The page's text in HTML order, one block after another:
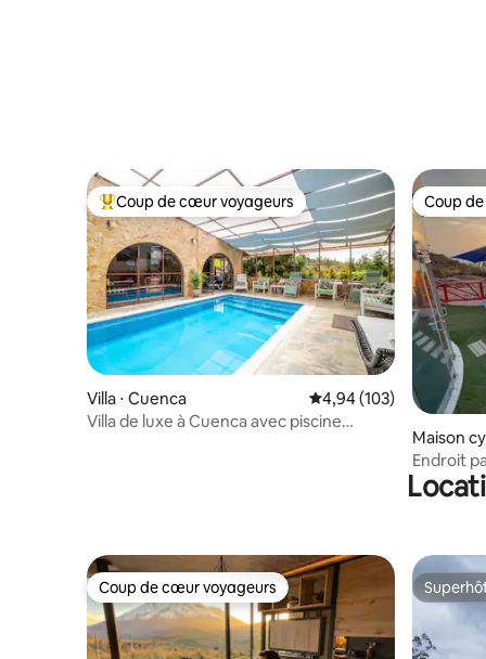
Coups de cœur voyageurs les plus appréciés
Coup de cœur voyageurs
Villa ⋅ Cuenca Évaluation moyenne
4,94 (103)
Villa de luxe à Cuenca avec piscine
Coup
Coup
Maison
Endroit
Coup de cœur voyageurs
Coup de cœur voyageurs